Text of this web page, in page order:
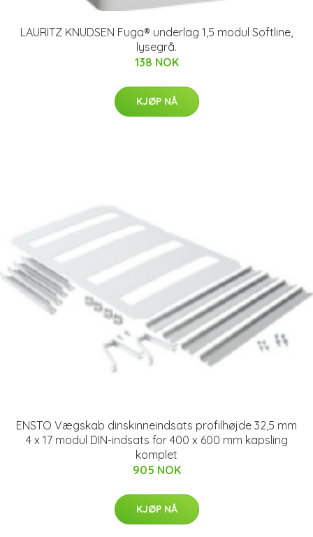
LAURITZ KNUDSEN Fuga® underlag 1,5 modul Softline,
lysegrå.
138 NOK
KJØP NÅ
ENSTO Vægskab dinskinneindsats profilhøjde 32,5 mm
4 x 17 modul DIN-indsats for 400 x 600 mm kapsling
komplet
905 NOK
KJØP NÅ